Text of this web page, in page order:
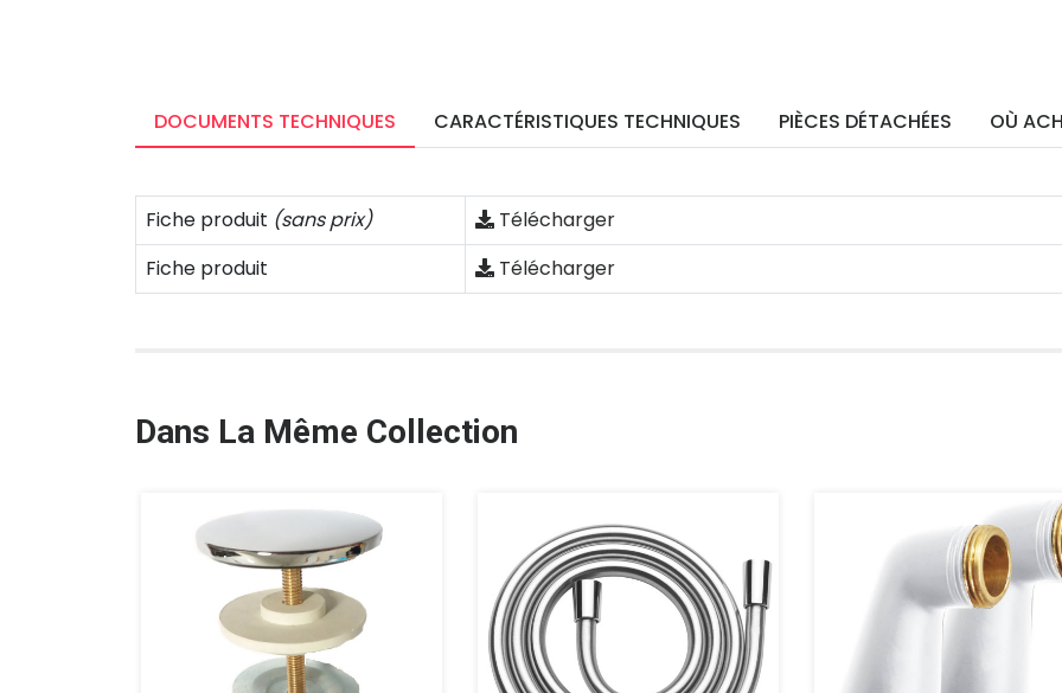
DOCUMENTS TECHNIQUES CARACTÉRISTIQUES TECHNIQUES PIÈCES DÉTACHÉES OÙ
Fiche produit (sans prix)
Télécharger
Fiche produit
Télécharger
Dans La Même Collection